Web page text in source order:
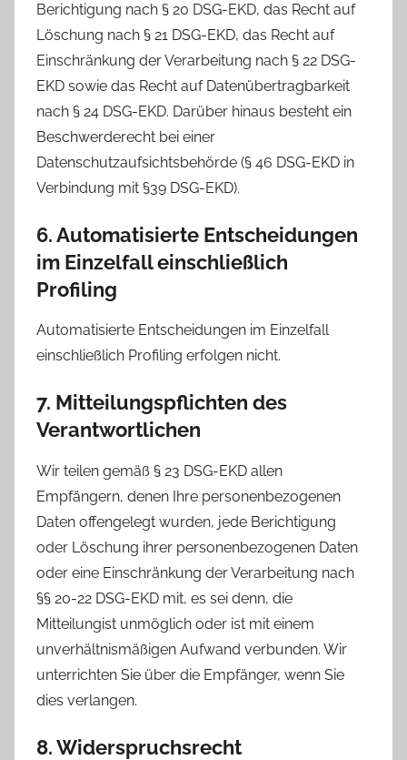
Berichtigung nach § 20 DSG-EKD, das Recht auf
Löschung nach § 21 DSG-EKD, das Recht auf
Einschränkung der Verarbeitung nach § 22 DSG-
EKD sowie das Recht auf Datenübertragbarkeit
nach § 24 DSG-EKD. Darüber hinaus besteht ein
Beschwerderecht bei einer
Datenschutzaufsichtsbehörde (§ 46 DSG-EKD in
Verbindung mit §39 DSG-EKD).
6. Automatisierte Entscheidungen
im Einzelfall einschließlich
Profiling
Automatisierte Entscheidungen im Einzelfall
einschließlich Profiling erfolgen nicht.
7. Mitteilungspflichten des
Verantwortlichen
Wir teilen gemäß § 23 DSG-EKD allen
Empfängern, denen Ihre personenbezogenen
Daten offengelegt wurden, jede Berichtigung
oder Löschung ihrer personenbezogenen Daten
oder eine Einschränkung der Verarbeitung nach
§§ 20-22 DSG-EKD mit, es sei denn, die
Mitteilungist unmöglich oder ist mit einem
unverhältnismäßigen Aufwand verbunden. Wir
unterrichten Sie über die Empfänger, wenn Sie
dies verlangen.
8. Widerspruchsrecht